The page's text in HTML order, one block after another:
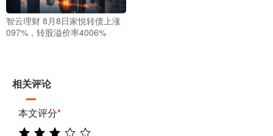
智云理财 8月8日家悦转债上涨
097%，转股溢价率4006%
相关评论
本文评分*